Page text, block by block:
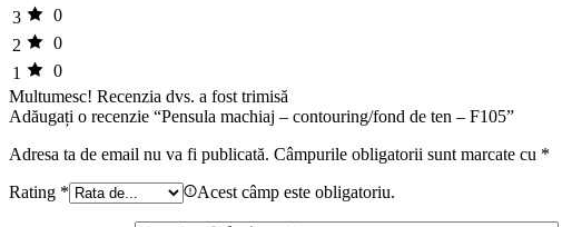
3
0
2
0
1
0
Multumesc! Recenzia dvs. a fost trimisă
Adăugați o recenzie “Pensula machiaj – contouring/fond de ten – F105”
Adresa ta de email nu va fi publicată. Câmpurile obligatorii sunt marcate cu *
Rating * Acest câmp este obligatoriu.